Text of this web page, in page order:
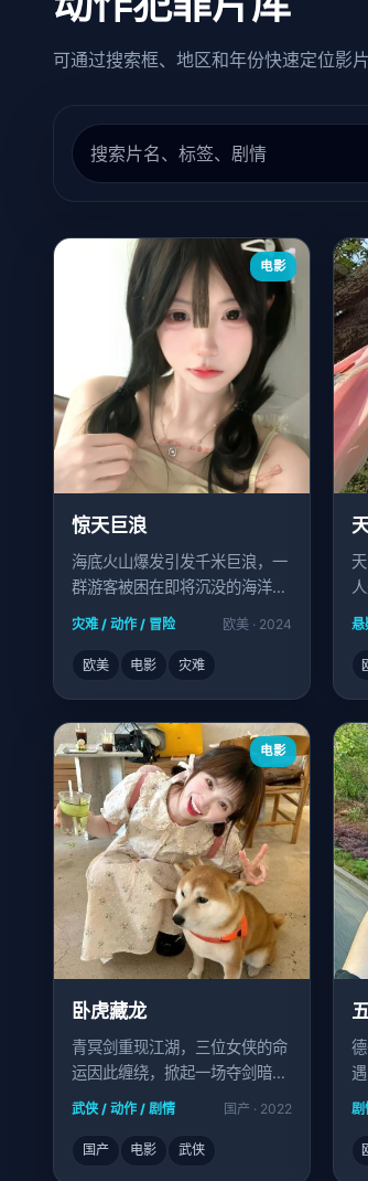
可通过搜索框、地区和年份快速定位影片
电影
惊天巨浪
海底火山爆发引发千米巨浪，一
群游客被困在即将沉没的海洋乐
园。
灾难 / 动作 / 冒险 欧美 · 2024
欧美 电影 灾难
悬
电影
卧虎藏龙
青冥剑重现江湖，三位女侠的命
运因此缠绕，掀起一场夺剑暗
战。
武侠 / 动作 / 剧情 国产 · 2022
国产 电影 武侠
剧